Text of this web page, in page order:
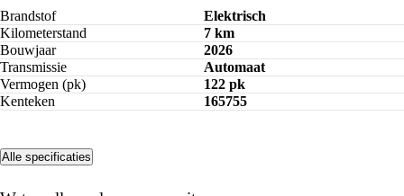
Brandstof
Elektrisch
Kilometerstand
7 km
Bouwjaar
2026
Transmissie
Automaat
Vermogen (pk)
122 pk
Kenteken
165755
Alle specificaties